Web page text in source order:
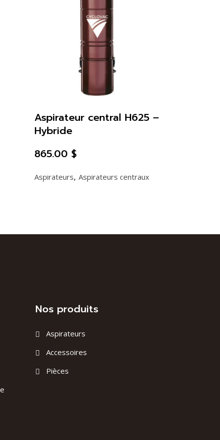
Aspirateurs, Aspirateurs centraux
Aspirateur central H625 –
Hybride
865.00 $
Nos produits
Aspirateurs
Accessoires
Pièces